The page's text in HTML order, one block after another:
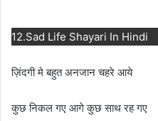
12.Sad Life Shayari In Hindi
ज़िंदगी मे बहुत अनजान चहरे आये
कुछ निकल गए आगे कुछ साथ रह गए